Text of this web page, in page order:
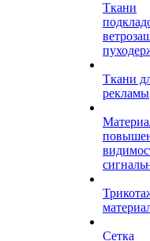
Ткани
Ткани
рекламы
Сетка